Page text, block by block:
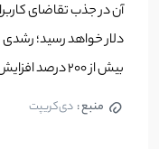
بیش از 200 درصد افزایش قیمت خواهد بود.
منبع : دی‌کریپت